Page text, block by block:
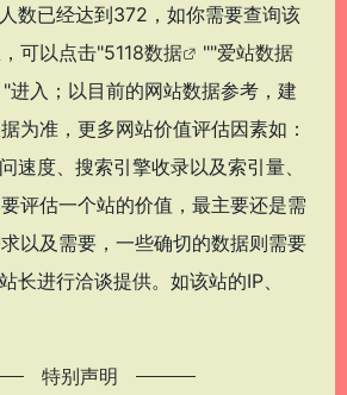
数已经达到372，如你需要查询该
可以点击"5118数据 ""爱站数据
"进入；以目前的网站数据参考，建
为准，更多网站价值评估因素如：
度、搜索引擎收录以及索引量、
评估一个站的价值，最主要还是需
以及需要，一些确切的数据则需要
进行洽谈提供。如该站的IP、
特别声明